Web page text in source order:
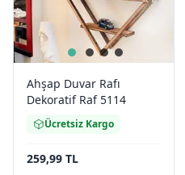
Ahşap Duvar Rafı
Dekoratif Raf 5114
Ücretsiz Kargo
259,99 TL